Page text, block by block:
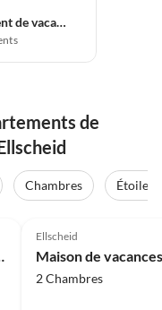
Appartement de vacances
de
Chambres
Étoiles
Ellscheid
2 Chambres